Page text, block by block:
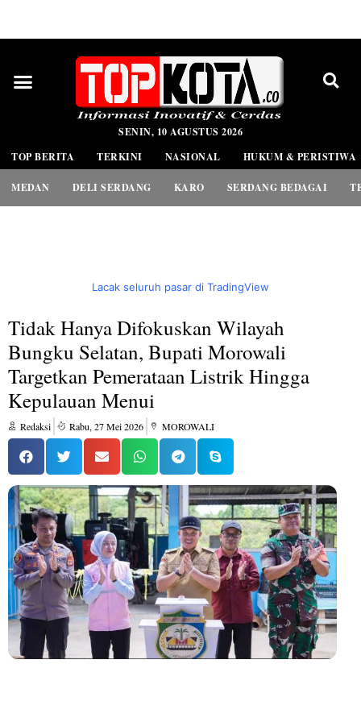
SENIN, 10 AGUSTUS 2026
TOP BERITA
TERKINI NASIONAL HUKUM & PERISTIWA
MEDAN DELI SERDANG KARO SERDANG BEDAGAI
Lacak seluruh pasar di TradingView
Tidak Hanya Difokuskan Wilayah
Bungku Selatan, Bupati Morowali
Targetkan Pemerataan Listrik Hingga
Kepulauan Menui
Redaksi Rabu, 27 Mei 2026 MOROWALI